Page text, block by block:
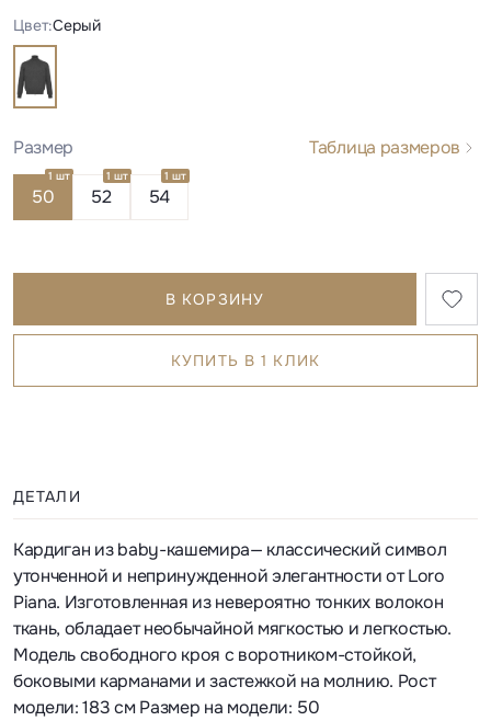
Цвет:Серый
Размер Таблица размеров
50
1 шт
52
1 шт
54
1 шт
В КОРЗИНУ
КУПИТЬ В 1 КЛИК
ДЕТАЛИ
Кардиган из baby-кашемира— классический символ
утонченной и непринужденной элегантности от Loro
Piana. Изготовленная из невероятно тонких волокон
ткань, обладает необычайной мягкостью и легкостью.
Модель свободного кроя с воротником-стойкой,
боковыми карманами и застежкой на молнию. Рост
модели: 183 см Размер на модели: 50